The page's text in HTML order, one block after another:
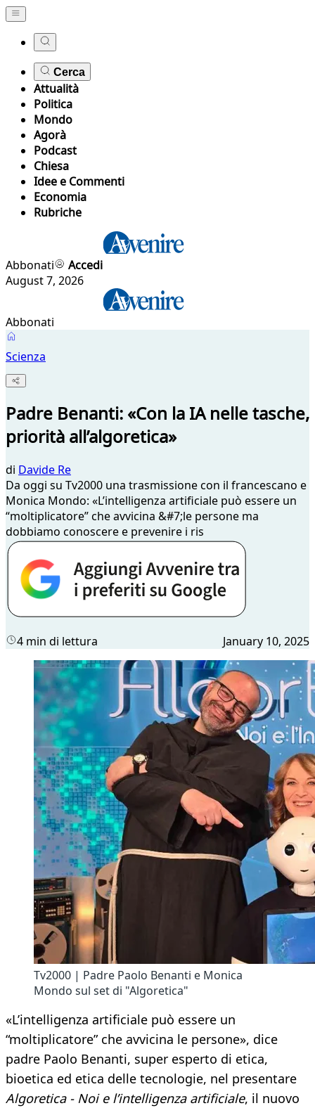
Cerca
Attualità
Politica
Mondo
Agorà
Podcast
Chiesa
Idee e Commenti
Economia
Rubriche
Abbonati
Accedi
August 7, 2026
Abbonati
Scienza
Padre Benanti: «Con la IA nelle tasche,
priorità all’algoretica»
di Davide Re
Da oggi su Tv2000 una trasmissione con il francescano e
Monica Mondo: «L’intelligenza artificiale può essere un
“moltiplicatore” che avvicina &#7;le persone ma
dobbiamo conoscere e prevenire i ris
4 min di lettura January 10, 2025
Tv2000 | Padre Paolo Benanti e Monica
Mondo sul set di "Algoretica"
«L’intelligenza artificiale può essere un
“moltiplicatore” che avvicina le persone», dice
padre Paolo Benanti, super esperto di etica,
bioetica ed etica delle tecnologie, nel presentare
Algoretica - Noi e l’intelligenza artificiale, il nuovo